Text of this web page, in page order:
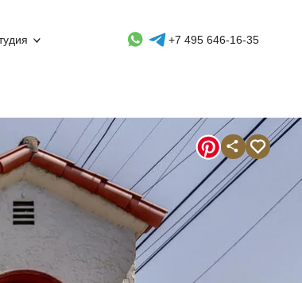
Whatsapp контакт
Telegram контакт
+7 495 646-16-35